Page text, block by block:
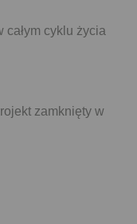
całym cyklu życia
zamknięty w